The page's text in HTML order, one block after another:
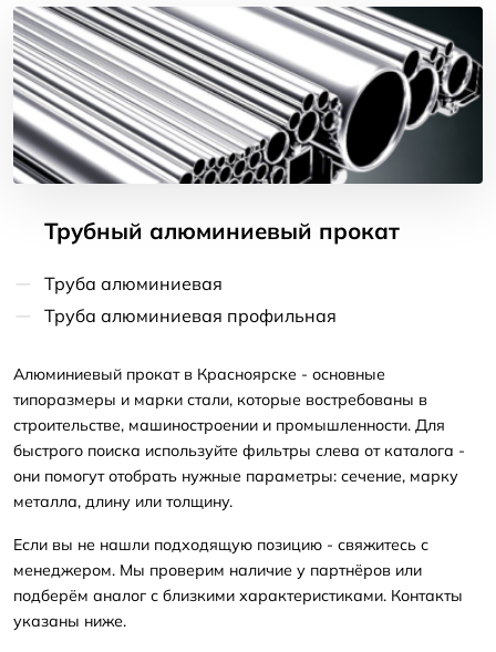
Трубный алюминиевый прокат
Труба алюминиевая
Труба алюминиевая профильная
Алюминиевый прокат в Красноярске - основные
типоразмеры и марки стали, которые востребованы в
строительстве, машиностроении и промышленности. Для
быстрого поиска используйте фильтры слева от каталога -
они помогут отобрать нужные параметры: сечение, марку
металла, длину или толщину.
Если вы не нашли подходящую позицию - свяжитесь с
менеджером. Мы проверим наличие у партнёров или
подберём аналог с близкими характеристиками. Контакты
указаны ниже.